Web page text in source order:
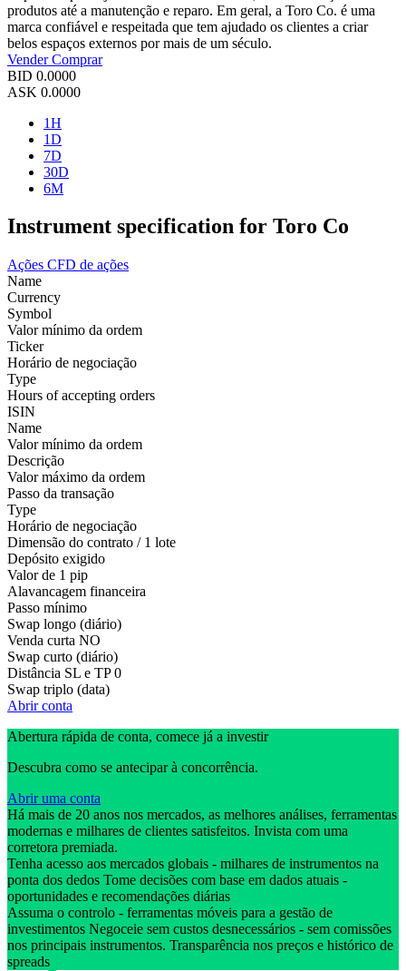
produtos até a manutenção e reparo. Em geral, a Toro Co. é uma
marca confiável e respeitada que tem ajudado os clientes a criar
belos espaços externos por mais de um século.
VenderComprar
BID 0.0000
ASK 0.0000
1H
1D
7D
30D
6M
Instrument specification for Toro Co
Ações CFD de ações
Name
Currency
Symbol
Valor mínimo da ordem
Ticker
Horário de negociação
Type
Hours of accepting orders
ISIN
Name
Valor mínimo da ordem
Descrição
Valor máximo da ordem
Passo da transação
Type
Horário de negociação
Dimensão do contrato / 1 lote
Depósito exigido
Valor de 1 pip
Alavancagem financeira
Passo mínimo
Swap longo (diário)
Venda curta NO
Swap curto (diário)
Distância SL e TP 0
Swap triplo (data)
Abrir conta
Abertura rápida de conta, comece já a investir
Descubra como se antecipar à concorrência.
Abrir uma conta
Há mais de 20 anos nos mercados, as melhores análises, ferramentas
modernas e milhares de clientes satisfeitos. Invista com uma
corretora premiada.
Tenha acesso aos mercados globais - milhares de instrumentos na
ponta dos dedos Tome decisões com base em dados atuais -
oportunidades e recomendações diárias
Assuma o controlo - ferramentas móveis para a gestão de
investimentos Negoceie sem custos desnecessários - sem comissões
nos principais instrumentos. Transparência nos preços e histórico de
spreads